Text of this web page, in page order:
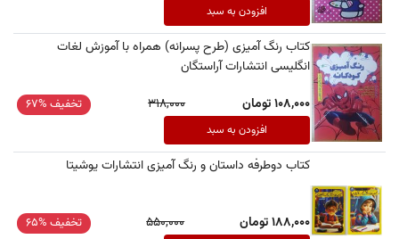
افزودن به سبد
کتاب رنگ آمیزی (طرح پسرانه) همراه با آموزش لغات
انگلیسی انتشارات آراستگان
108,000 تومان
318,000 تخفیف %67
افزودن به سبد
کتاب دوطرفه داستان و رنگ آمیزی انتشارات یوشیتا
188,000 تومان 550,000 تخفیف %65